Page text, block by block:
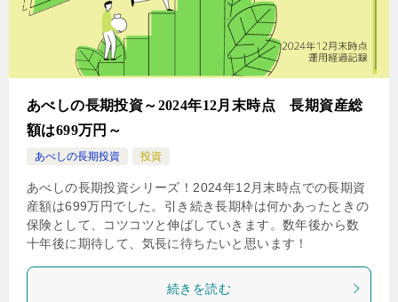
あべしの長期投資～2024年12月末時点 長期資産総
額は699万円～
あべしの長期投資 投資
あべしの長期投資シリーズ！2024年12月末時点での長期資
産額は699万円でした。引き続き長期枠は何かあったときの
保険として、コツコツと伸ばしていきます。数年後から数
十年後に期待して、気長に待ちたいと思います！
続きを読む